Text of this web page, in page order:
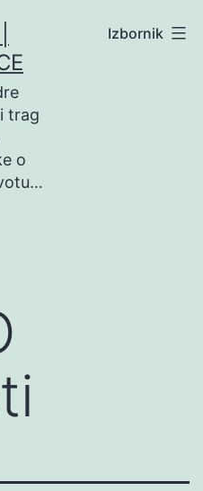
trag
o
Izbornik